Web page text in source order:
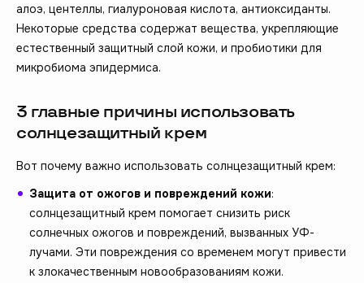
алоэ, центеллы, гиалуроновая кислота, антиоксиданты.
Некоторые средства содержат вещества, укрепляющие
естественный защитный слой кожи, и пробиотики для
микробиома эпидермиса.
3 главные причины использовать
солнцезащитный крем
Вот почему важно использовать солнцезащитный крем:
Защита от ожогов и повреждений кожи:
солнцезащитный крем помогает снизить риск
солнечных ожогов и повреждений, вызванных УФ-
лучами. Эти повреждения со временем могут привести
к злокачественным новообразованиям кожи.